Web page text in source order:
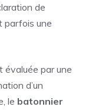
de
parfois une
évaluée par une
d’un
le batonnier